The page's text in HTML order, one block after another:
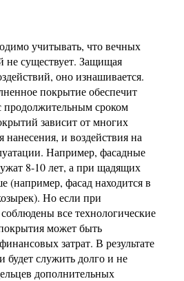
учитывать, что вечных
не существует. Защищая
оно изнашивается.
покрытие обеспечит
продолжительным сроком
зависит от многих
и воздействия на
Например, фасадные
8-10 лет, а при щадящих
(например, фасад находится в
Но если при
все технологические
может быть
затрат. В результате
служить долго и не
дополнительных